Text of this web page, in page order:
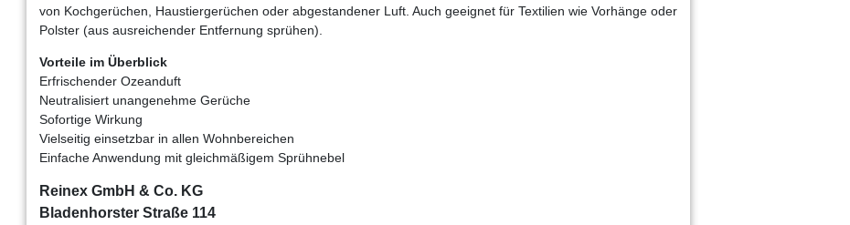
von Kochgerüchen, Haustiergerüchen oder abgestandener Luft. Auch geeignet für Textilien wie Vorhänge oder
Polster (aus ausreichender Entfernung sprühen).
Vorteile im Überblick
Erfrischender Ozeanduft
Neutralisiert unangenehme Gerüche
Sofortige Wirkung
Vielseitig einsetzbar in allen Wohnbereichen
Einfache Anwendung mit gleichmäßigem Sprühnebel
Reinex GmbH & Co. KG
Bladenhorster Straße 114